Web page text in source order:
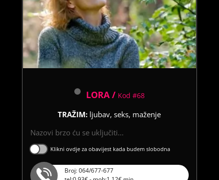
LORA / Kod #68
TRAŽIM: ljubav, seks, maženje
Nazovi brzo ću se uključiti...
Klikni ovdje za obavijest kada budem slobodna
Broj: 064/677-677